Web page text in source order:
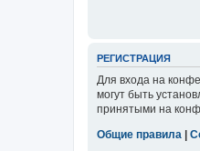
РЕГИСТРАЦИЯ
Для входа на
могут быть
принятыми на
Общие правила |